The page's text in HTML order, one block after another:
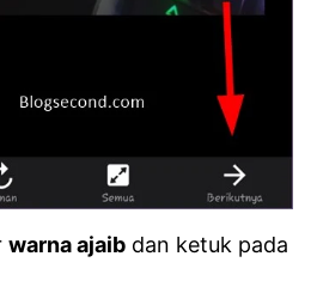
warna ajaib dan ketuk pada